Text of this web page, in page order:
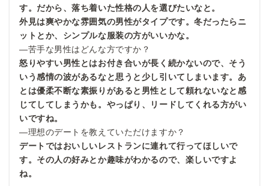
す。だから、落ち着いた性格の人を選びたいなと。
外見は爽やかな雰囲気の男性がタイプです。冬だったらニ
ットとか、シンプルな服装の方がいいかな。
—苦手な男性はどんな方ですか？
怒りやすい男性とはお付き合いが長く続かないので、そう
いう感情の波があるなと思うと少し引いてしまいます。あ
とは優柔不断な素振りがあると男性として頼れないなと感
じてしてしまうかも。やっぱり、リードしてくれる方がい
いですね。
—理想のデートを教えていただけますか？
デートではおいしいレストランに連れて行ってほしいで
す。その人の好みとか趣味がわかるので、楽しいですよ
ね。